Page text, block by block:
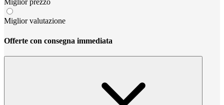
Miglior prezzo
Miglior valutazione
Offerte con consegna immediata